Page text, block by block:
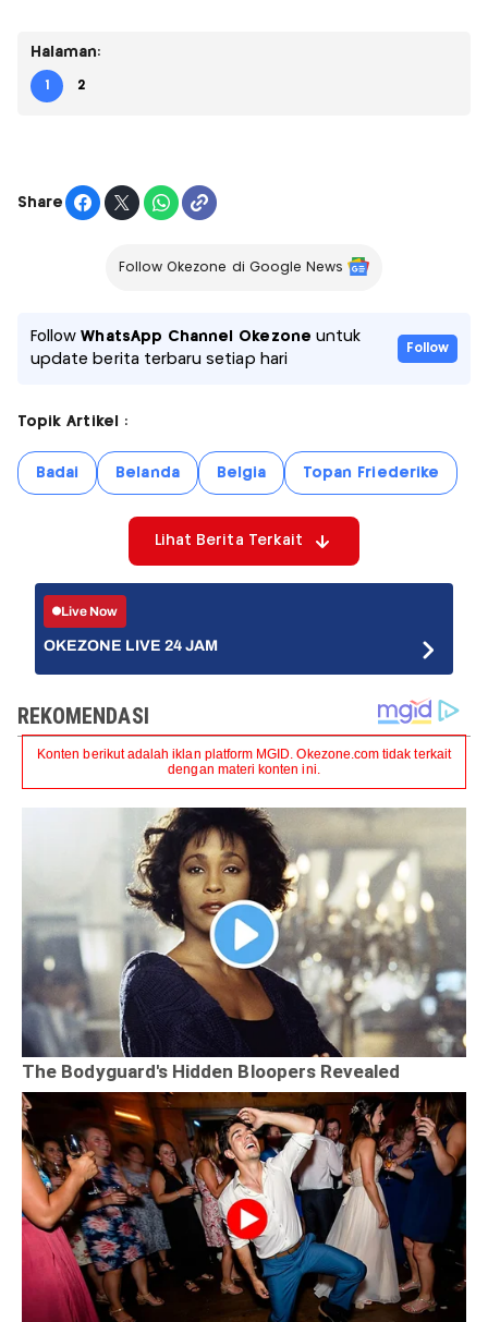
Halaman:
1 2
Share
Follow Okezone di Google News
FollowWhatsApp Channel Okezone untuk
update berita terbaru setiap hari
Follow
Topik Artikel :
Badai Belanda Belgia Topan Friederike
Lihat Berita Terkait
Live Now
OKEZONE LIVE 24 JAM